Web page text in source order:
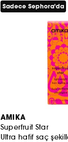
Sadece Sephora'da
AMIKA
Superfruit Star
Ultra hafif saç